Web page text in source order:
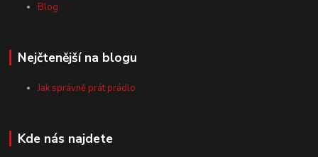
Blog
Nejčtenější na blogu
Jak správně prát prádlo
Kde nás najdete